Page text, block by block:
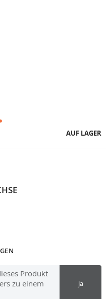
AUF LAGER
Produkt
zu einem
Ja